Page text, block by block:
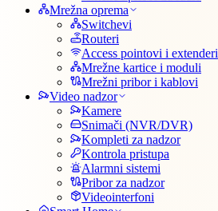
Mrežna oprema
Switchevi
Routeri
Access pointovi i extenderi
Mrežne kartice i moduli
Mrežni pribor i kablovi
Video nadzor
Kamere
Snimači (NVR/DVR)
Kompleti za nadzor
Kontrola pristupa
Alarmni sistemi
Pribor za nadzor
Videointerfoni